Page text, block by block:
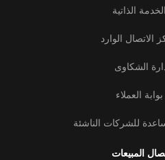
الذاتية
الاتصال الوارد
الشكاوى
العملاء
للشركات الناشئة
المبيعات